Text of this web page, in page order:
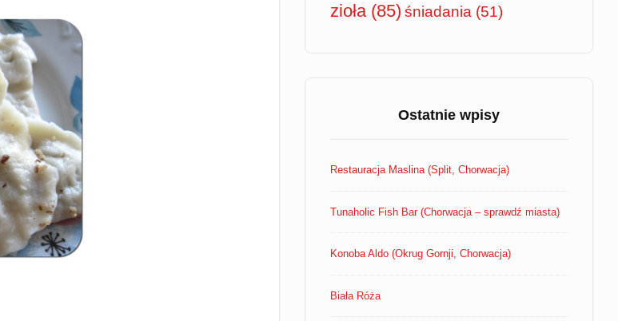
zioła(85) śniadania (51)
Ostatnie wpisy
Restauracja Maslina (Split, Chorwacja)
Tunaholic Fish Bar (Chorwacja – sprawdź miasta)
Konoba Aldo (Okrug Gornji, Chorwacja)
Biała Róża